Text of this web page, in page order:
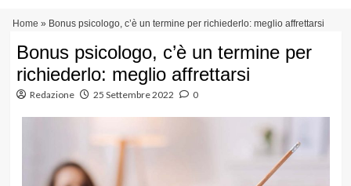
contenuto
Home » Bonus psicologo, c’è un termine per richiederlo: meglio affrettarsi
Bonus psicologo, c’è un termine per
richiederlo: meglio affrettarsi
Redazione 25 Settembre 2022 0